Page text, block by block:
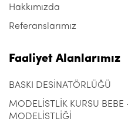
Hakkımızda
Referanslarımız
Faaliyet Alanlarımız
BASKI DESİNATÖRLÜĞÜ
MODELİSTLİK KURSU
MODELİSTLİĞİ